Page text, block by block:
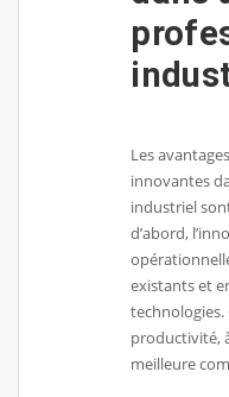
Les
innovantes
industriel
d’abord,
existants et
technologies.
productivité,
meilleure